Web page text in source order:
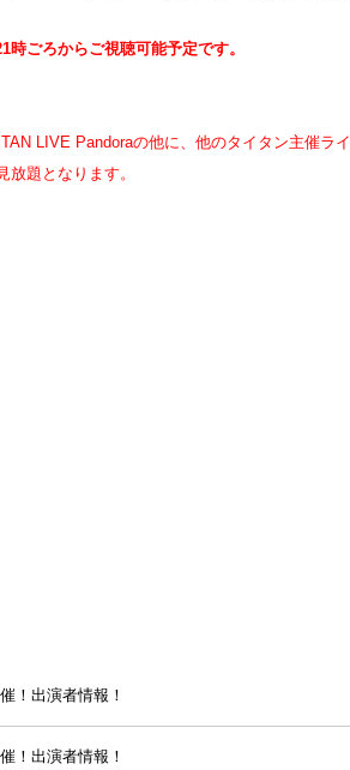
ごろからご視聴可能予定です。
LIVE Pandoraの他に、他のタイタン主催ライ
題となります。
！出演者情報！
！出演者情報！